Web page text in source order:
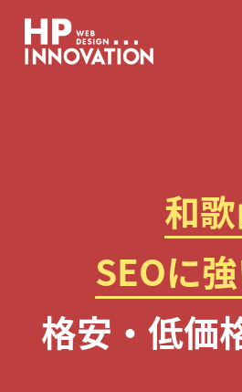
和
SEOに
格安・低価